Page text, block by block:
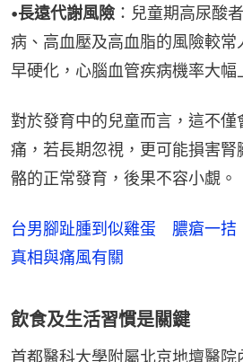
•長遠代謝風險 ：兒童期高尿酸
病、高血壓及高血脂的風險較
早硬化，心腦血管疾病機率大幅
對於發育中的兒童而言，這不
痛，若長期忽視，更可能損害腎
骼的正常發育，後果不容小覷。
台男腳趾腫到似雞蛋 膿瘡一拮
真相與痛風有關
飲食及生活習慣是關鍵
首都醫科大學附屬北京地壇醫